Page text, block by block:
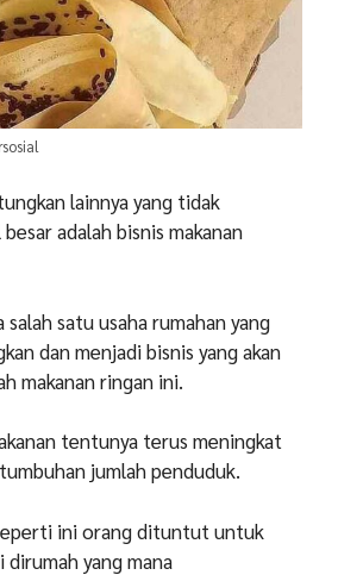
lainnya yang tidak
adalah bisnis makanan
salah satu usaha rumahan yang
dan menjadi bisnis yang akan
makanan ringan ini.
tentunya terus meningkat
jumlah penduduk.
ini orang dituntut untuk
yang mana